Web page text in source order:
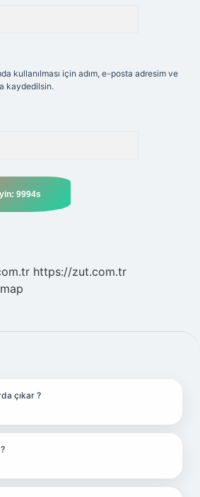
kullanılması için adım, e-posta adresim ve
kaydedilsin.
https://zut.com.tr
çıkar ?